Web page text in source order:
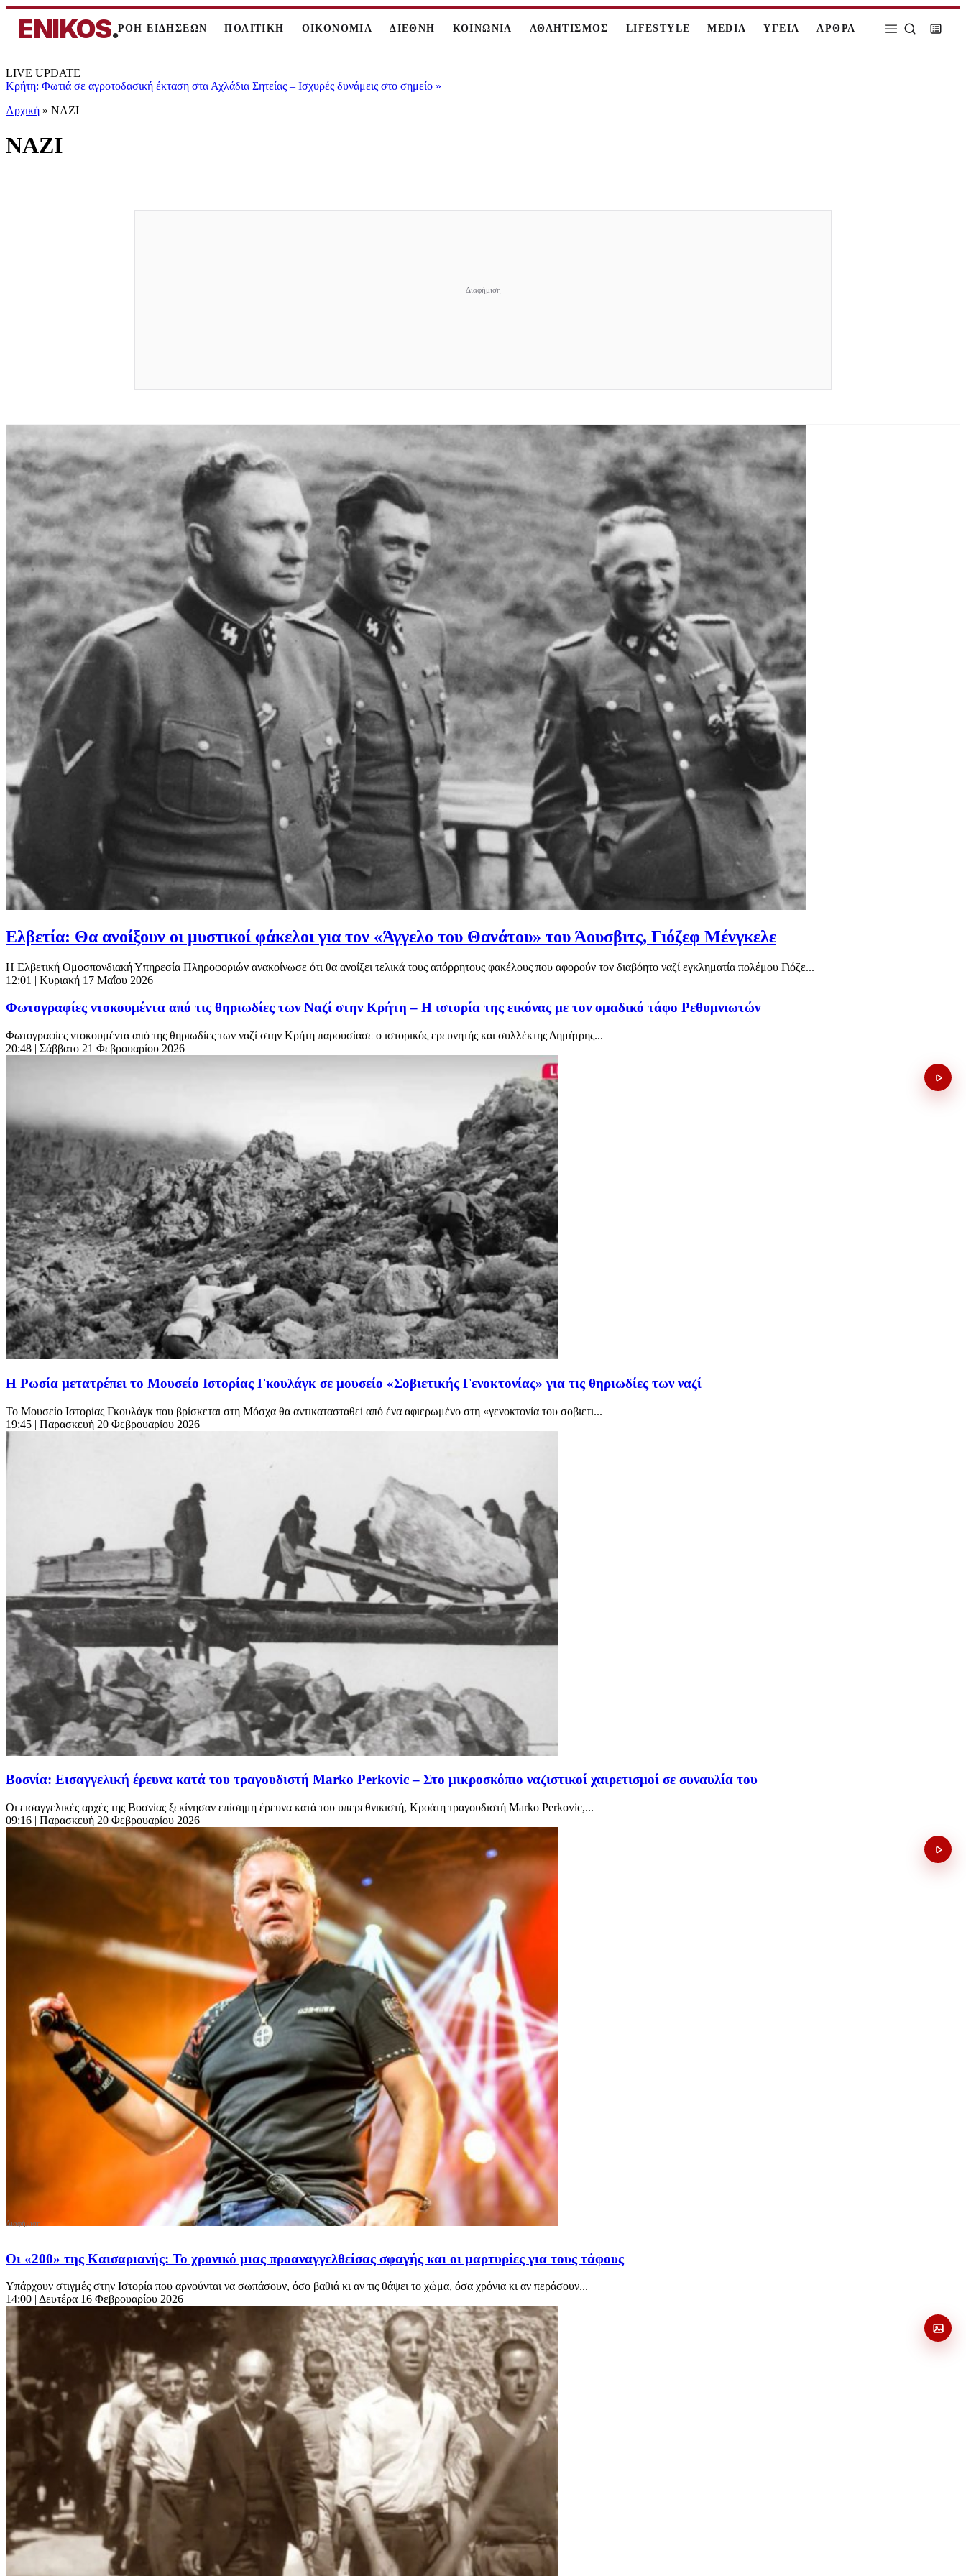
ENIKOS.ΡΟΗ ΕΙΔΗΣΕΩΝ ΠΟΛΙΤΙΚΗ ΟΙΚΟΝΟΜΙΑ ΔΙΕΘΝΗ ΚΟΙΝΩΝΙΑ ΑΘΛΗΤΙΣΜΟΣ LIFESTYLE MEDIA ΥΓΕΙΑ ΑΡΘΡΑ
LIVE UPDATE
Κρήτη: Φωτιά σε αγροτοδασική έκταση στα Αχλάδια Σητείας – Ισχυρές δυνάμεις στο σημείο »
Αρχική » ΝΑΖΙ
ΝΑΖΙ
Ελβετία: Θα ανοίξουν οι μυστικοί φάκελοι για τον «Άγγελο του Θανάτου» του Άουσβιτς, Γιόζεφ Μένγκελε
Η Ελβετική Ομοσπονδιακή Υπηρεσία Πληροφοριών ανακοίνωσε ότι θα ανοίξει τελικά τους απόρρητους φακέλους που αφορούν τον διαβόητο ναζί εγκληματία πολέμου Γιόζε...
12:01 | Κυριακή 17 Μαΐου 2026
Φωτογραφίες ντοκουμέντα από τις θηριωδίες των Ναζί στην Κρήτη – Η ιστορία της εικόνας με τον ομαδικό τάφο Ρεθυμνιωτών
Φωτογραφίες ντοκουμέντα από της θηριωδίες των ναζί στην Κρήτη παρουσίασε ο ιστορικός ερευνητής και συλλέκτης Δημήτρης...
20:48 | Σάββατο 21 Φεβρουαρίου 2026
Η Ρωσία μετατρέπει το Μουσείο Ιστορίας Γκουλάγκ σε μουσείο «Σοβιετικής Γενοκτονίας» για τις θηριωδίες των ναζί
Το Μουσείο Ιστορίας Γκουλάγκ που βρίσκεται στη Μόσχα θα αντικατασταθεί από ένα αφιερωμένο στη «γενοκτονία του σοβιετι...
19:45 | Παρασκευή 20 Φεβρουαρίου 2026
Βοσνία: Εισαγγελική έρευνα κατά του τραγουδιστή Marko Perkovic – Στο μικροσκόπιο ναζιστικοί χαιρετισμοί σε συναυλία του
Οι εισαγγελικές αρχές της Βοσνίας ξεκίνησαν επίσημη έρευνα κατά του υπερεθνικιστή, Κροάτη τραγουδιστή Marko Perkovic,...
09:16 | Παρασκευή 20 Φεβρουαρίου 2026
Οι «200» της Καισαριανής: Το χρονικό μιας προαναγγελθείσας σφαγής και οι μαρτυρίες για τους τάφους
Υπάρχουν στιγμές στην Ιστορία που αρνούνται να σωπάσουν, όσο βαθιά κι αν τις θάψει το χώμα, όσα χρόνια κι αν περάσουν...
14:00 | Δευτέρα 16 Φεβρουαρίου 2026